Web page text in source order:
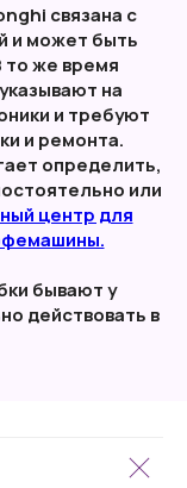
связана с
и может быть
то же время
на
и требуют
и ремонта.
определить,
или
центр для
бывают у
действовать в